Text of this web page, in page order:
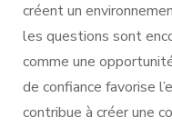
créent un
les questions sont
comme une
de confiance favorise
contribue à créer une